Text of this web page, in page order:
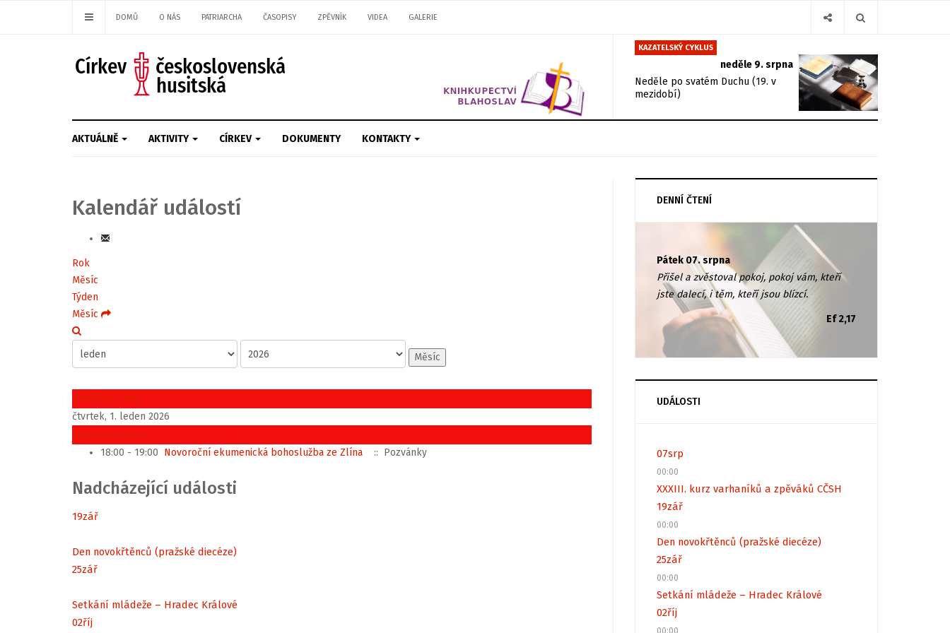
DOMŮ O NÁS PATRIARCHA ČASOPISY ZPĚVNÍK VIDEA GALERIE
KAZATELSKÝ CYKLUS
neděle 9. srpna
Neděle po svatém Duchu (19. v
mezidobí)
AKTUÁLNĚ AKTIVITY CÍRKEV DOKUMENTY KONTAKTY
Kalendář událostí
Rok
Měsíc
Týden
Měsíc
Měsíc
Předchozí den
čtvrtek, 1. leden 2026
Následující den
18:00 - 19:00 Novoroční ekumenická bohoslužba ze Zlína :: Pozvánky
Nadcházející události
19zář
Den novokřtěnců (pražské diecéze)
25zář
Setkání mládeže – Hradec Králové
02říj
DENNÍ ČTENÍ
Pátek 07. srpna
Přišel a zvěstoval pokoj, pokoj vám, kteří
jste dalecí, i těm, kteří jsou blízcí.
Ef 2,17
UDÁLOSTI
07srp
00:00
XXXIII. kurz varhaníků a zpěváků CČSH
19zář
00:00
Den novokřtěnců (pražské diecéze)
25zář
00:00
Setkání mládeže – Hradec Králové
02říj
00:00